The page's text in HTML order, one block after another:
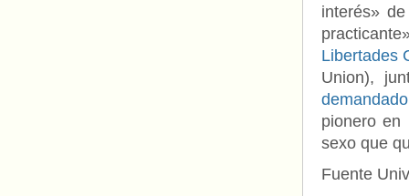
interés»
Libertades
Union),
pionero en
sexo que
Fuente